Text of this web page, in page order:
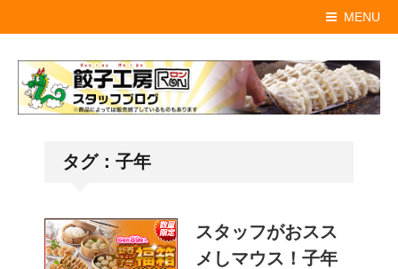
MENU
タグ：子年
スタッフがおスス
メしマウス！子年